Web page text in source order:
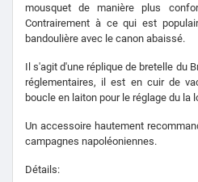
mousquet de manière plus
Contrairement à ce qui est
bandoulière avec le canon abaissé.
Il s'agit d'une réplique de bretelle du
réglementaires, il est en cuir de
boucle en laiton pour le réglage du la
Un accessoire hautement
campagnes napoléoniennes.
Détails: